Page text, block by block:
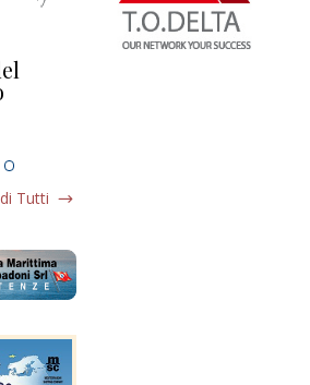
L’uscita di scena di
Tutti